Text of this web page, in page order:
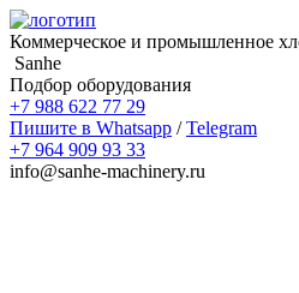
Коммерческое и промышленное
Sanhe
Подбор оборудования
+7 988 622 77 29
Пишите в Whatsapp /Telegram
+7 964 909 93 33
info@sanhe-machinery.ru